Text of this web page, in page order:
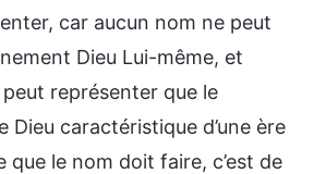
car aucun nom ne peut
Dieu Lui-même, et
représenter que le
Dieu caractéristique d’une ère
que le nom doit faire, c’est de